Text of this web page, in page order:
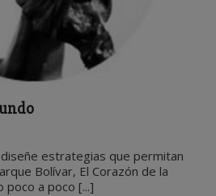
estrategias que permitan
Bolívar, El Corazón de la
poco a poco [...]